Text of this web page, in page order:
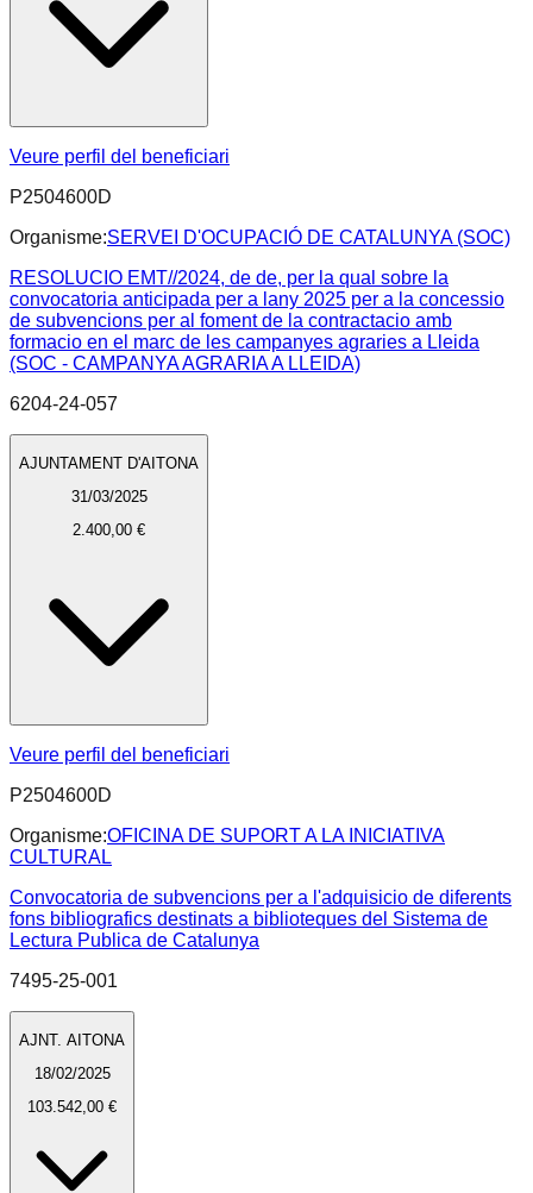
Veure perfil del beneficiari
P2504600D
Organisme:SERVEI D'OCUPACIÓ DE CATALUNYA (SOC)
RESOLUCIO EMT//2024, de de, per la qual sobre la
convocatoria anticipada per a lany 2025 per a la concessio
de subvencions per al foment de la contractacio amb
formacio en el marc de les campanyes agraries a Lleida
(SOC - CAMPANYA AGRARIA A LLEIDA)
6204-24-057
AJUNTAMENT D'AITONA
31/03/2025
2.400,00 €
Veure perfil del beneficiari
P2504600D
Organisme:OFICINA DE SUPORT A LA INICIATIVA
CULTURAL
Convocatoria de subvencions per a l'adquisicio de diferents
fons bibliografics destinats a biblioteques del Sistema de
Lectura Publica de Catalunya
7495-25-001
AJNT. AITONA
18/02/2025
103.542,00 €